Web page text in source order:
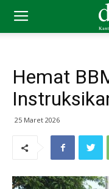
Hemat
25 Maret 2026